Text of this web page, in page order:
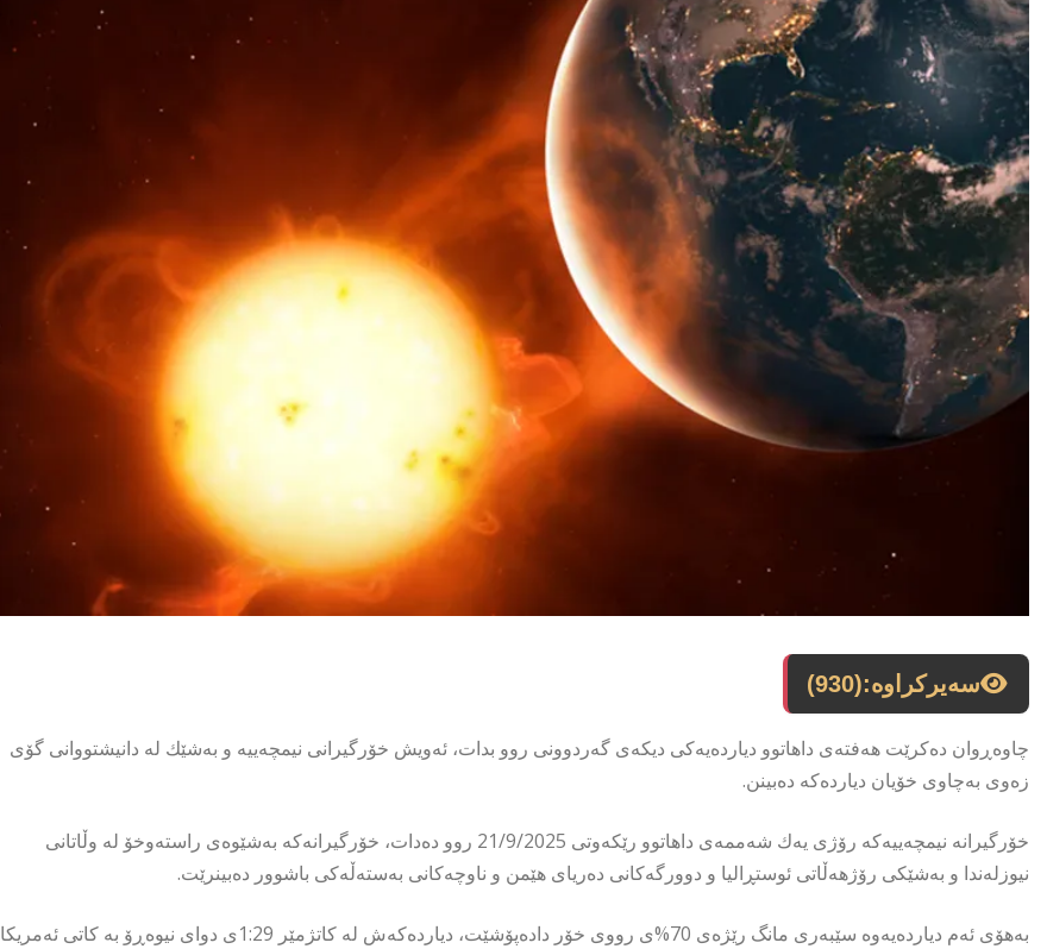
سەیرکراوە:(930)
چاوەڕوان دەكرێت هەفتەی داهاتوو دیاردەیەكی دیكەی گەردوونی روو بدات، ئەویش خۆرگیرانی نیمچەییە و بەشێك لە دانیشتووانی گۆی
زەوی بەچاوی خۆیان دیاردەكە دەبینن.
خۆرگیرانە نیمچەییەكە رۆژی یەك شەممەی داهاتوو رێكەوتی 21/9/2025 روو دەدات، خۆرگیرانەكە بەشێوەی راستەوخۆ لە وڵاتانی
نیوزلەندا و بەشێكی رۆژهەڵاتی ئوستڕالیا و دوورگەكانی دەریای هێمن و ناوچەكانی بەستەڵەكی باشوور دەبینرێت.
بەهۆی ئەم دیاردەیەوە سێبەری مانگ رێژەی 70%ی رووی خۆر دادەپۆشێت، دیاردەكەش لە كاتژمێر 1:29ی دوای نیوەڕۆ بە كاتی ئەمریكا